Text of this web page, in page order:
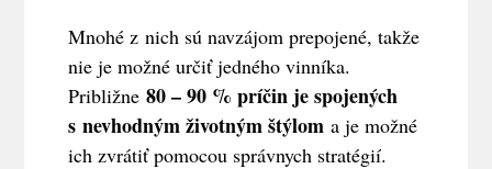
Mnohé z nich sú navzájom prepojené, takže
nie je možné určiť jedného vinníka.
Približne80 – 90 % príčin je spojených
s nevhodným životným štýlom a je možné
ich zvrátiť pomocou správnych stratégií.